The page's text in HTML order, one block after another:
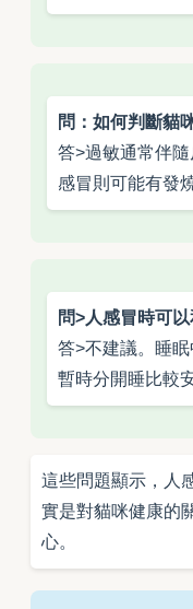
問：如何判斷貓
答>過敏通常伴
感冒則可能有發
問>人感冒時可
答>不建議。睡
暫時分開睡比較
這些問題顯示，人
實是對貓咪健康的
心。